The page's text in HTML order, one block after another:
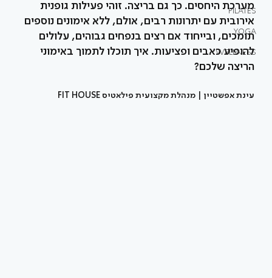
PILATES
YOGA
WELLNESS
מערכת היחסים. כך גם בריצה. זוהי פעילות גופנית
אירובית עם יתרונות רבים, אולם, ללא אימונים נוספים
תומכים, ובייחוד אם רצים בנפחים גבוהים, עלולים
להופיע כאבים ופציעות. איך תוכלו לתמוך באימוני
הריצה שלכם?
עינת אפשטיין | מנהלת מקצועית פילאטיס FIT HOUSE